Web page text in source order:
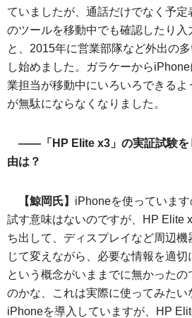
ていましたが、通話だけでなく予
のツールを移動中でも確認したり入
と、2015年に営業部隊など外出の
し始めました。ガラケーから
業担当が移動中にいろいろできるよ
が無駄にならなくなりました。
――「HP Elite x3」の実証試験を
由は？
【鯨岡氏】 iPhoneを使っていま
試す意味はないのですが、HP Elite
ち出して、ディスプレイなど周辺
じて変えながら、必要な情報を適切
という概念がいままでに無かったの
のかな、これは実際に使ってみたい
iPhoneを導入していますが、HP